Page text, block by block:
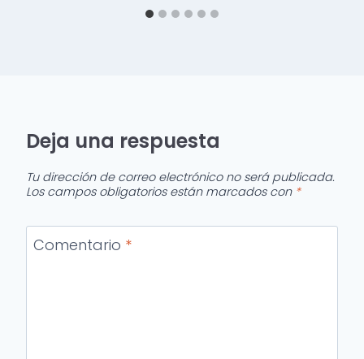
Deja una respuesta
Tu dirección de correo electrónico no será publicada.
Los campos obligatorios están marcados con *
Comentario *